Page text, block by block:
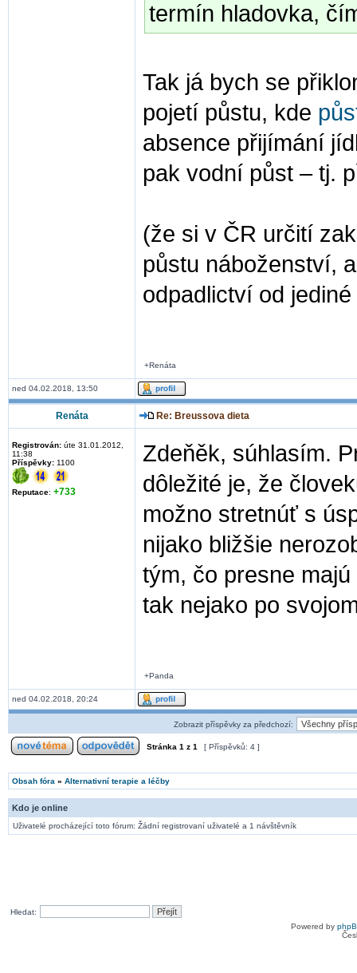
termín hladovka,
Tak já bych se
pojetí půstu, kde
absence přijímání
pak vodní půst – tj.
(že si v ČR určití
půstu náboženství,
odpadlictví od
+Renáta
ned 04.02.2018, 13:50
Renáta Re: Breussova dieta
Registrován: úte 31.01.2012,
11:38
Příspěvky: 1100
Reputace: +733
Zdeňěk, súhlasím.
dôležité je, že
možno stretnúť s
nijako bližšie
tým, čo presne
tak nejako po
+Panda
ned 04.02.2018, 20:24
Zobrazit příspěvky za předchozí:
Stránka 1 z 1 [ Příspěvků: 4 ]
Obsah fóra » Alternativní terapie a léčby
Kdo je online
Uživatelé procházející toto fórum: Žádní registrovaní uživatelé a 1 návštěvník
Hledat:
Powered by